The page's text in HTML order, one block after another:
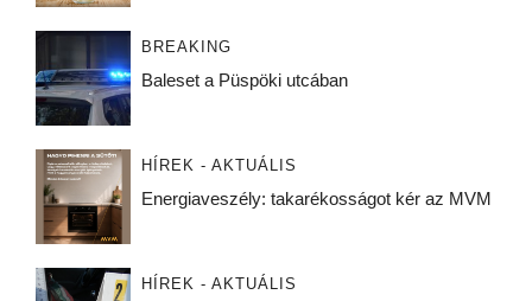
BREAKING
Baleset a Püspöki utcában
HÍREK - AKTUÁLIS
Energiaveszély: takarékosságot kér az MVM
HÍREK - AKTUÁLIS